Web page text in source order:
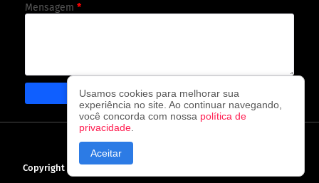
Mensagem *
CAPA CONTATO
Copyright © 2026O observador - A cada visita uma nova notícia!
Usamos cookies para melhorar sua
experiência no site. Ao continuar navegando,
você concorda com nossa política de
privacidade
Aceitar